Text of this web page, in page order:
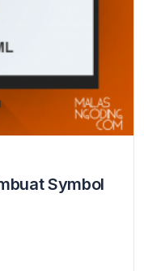
Symbol